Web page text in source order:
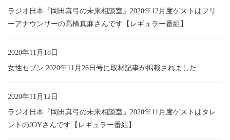
ラジオ日本『岡田真弓の未来相談室』2020年12月度ゲストはフリ
ーアナウンサーの高橋真麻さんです【レギュラー番組】
2020年11月18日
女性セブン 2020年11月26日号に取材記事が掲載されました
2020年11月12日
ラジオ日本『岡田真弓の未来相談室』2020年11月度ゲストはタレ
ントのJOYさんです【レギュラー番組】